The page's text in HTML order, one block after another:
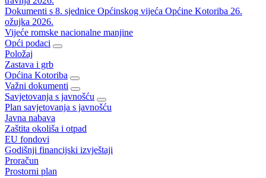
Dokumenti s 8. sjednice Općinskog vijeća Općine Kotoriba 26.
ožujka 2026.
Vijeće romske nacionalne manjine
Opći podaci
Položaj
Zastava i grb
Općina Kotoriba
Važni dokumenti
Savjetovanja s javnošću
Plan savjetovanja s javnošću
Javna nabava
Zaštita okoliša i otpad
EU fondovi
Godišnji financijski izvještaji
Proračun
Prostorni plan